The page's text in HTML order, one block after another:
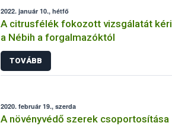
2022. január 10., hétfő
A citrusfélék fokozott vizsgálatát kéri
a Nébih a forgalmazóktól
TOVÁBB
2020. február 19., szerda
A növényvédő szerek csoportosítása